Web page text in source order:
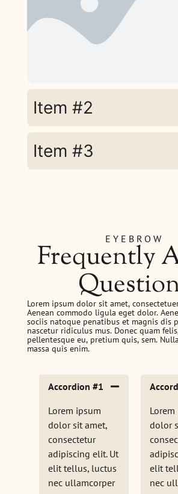
Item #2
Item #3
EYEBROW
Frequently
Lorem ipsum dolor sit amet,
Aenean commodo ligula eget dolor.
sociis natoque penatibus et magnis dis
nascetur ridiculus mus. Donec quam
pellentesque eu, pretium quis, sem.
massa quis enim.
Accordion #1
Lorem ipsum
dolor sit amet,
consectetur
adipiscing elit. Ut
elit tellus, luctus
nec ullamcorper
dolor
elit
nec